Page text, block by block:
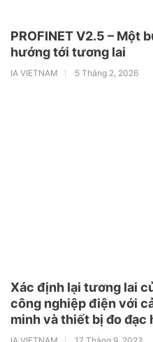
PROFINET V2.5 – Một
hướng tới tương lai
IA VIETNAM 5 Tháng 2, 2026
Xác định lại tương lai
công nghiệp điện với
minh và thiết bị đo đạc